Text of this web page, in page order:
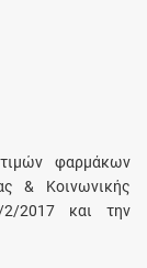
φαρμάκων
& Κοινωνικής
2017 και την